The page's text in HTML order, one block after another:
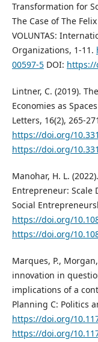
Transformation for
The Case of The
VOLUNTAS:
Organizations, 1-11.
00597-5DOI: https://
Lintner, C. (2019).
Economies as
Letters, 16(2), 265-
https://doi.org/
https://doi.org/
Manohar, H. L.
Entrepreneur: Scale
Social
https://doi.org/
https://doi.org/
Marques, P.,
innovation in
implications of a
Planning C: Politics
https://doi.org/
https://doi.org/